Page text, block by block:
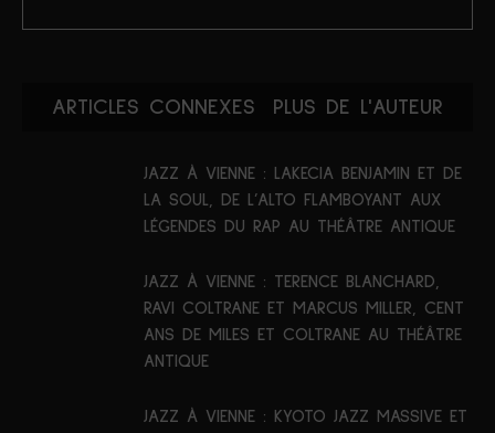
ARTICLES CONNEXES PLUS DE L'AUTEUR
JAZZ À VIENNE : LAKECIA BENJAMIN ET DE
LA SOUL, DE L’ALTO FLAMBOYANT AUX
LÉGENDES DU RAP AU THÉÂTRE ANTIQUE
JAZZ À VIENNE : TERENCE BLANCHARD,
RAVI COLTRANE ET MARCUS MILLER, CENT
ANS DE MILES ET COLTRANE AU THÉÂTRE
ANTIQUE
JAZZ À VIENNE : KYOTO JAZZ MASSIVE ET